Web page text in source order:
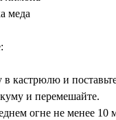
меда
в кастрюлю и
и перемешайте.
огне не менее 10